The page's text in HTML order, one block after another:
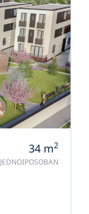
34 m2
JEDNOIPOSOBAN